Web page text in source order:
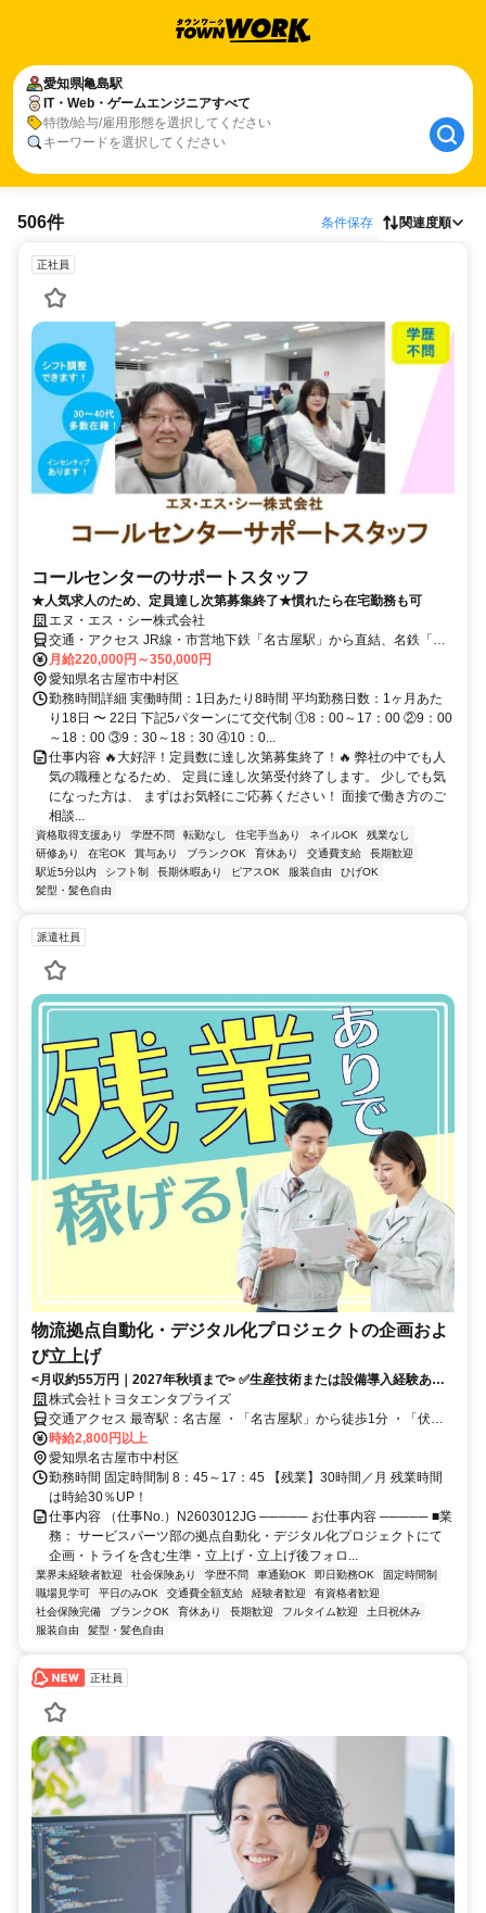
愛知県亀島駅
IT・Web・ゲームエンジニアすべて
特徴/給与/雇用形態を選択してください
キーワードを選択してください
506件 条件保存 関連度順
正社員
コールセンターのサポートスタッフ
★人気求人のため、定員達し次第募集終了★慣れたら在宅勤務も可
エヌ・エス・シー株式会社
交通・アクセス JR線・市営地下鉄「名古屋駅」から直結、名鉄「名
鉄名古屋駅」徒歩4分、近鉄「近鉄名古屋駅」徒歩5分
月給220,000円～350,000円
愛知県名古屋市中村区
勤務時間詳細 実働時間：1日あたり8時間 平均勤務日数：1ヶ月あた
り18日 〜 22日 下記5パターンにて交代制 ①8：00～17：00 ②9：00
～18：00 ③9：30～18：30 ④10：0...
仕事内容 🔥大好評！定員数に達し次第募集終了！🔥 弊社の中でも人
気の職種となるため、 定員に達し次第受付終了します。 少しでも気
になった方は、 まずはお気軽にご応募ください！ 面接で働き方のご
相談...
資格取得支援あり 学歴不問 転勤なし 住宅手当あり ネイルOK
残業なし
研修あり
在宅OK 賞与あり ブランクOK 育休あり 交通費支給
長期歓迎
駅近5分以内
シフト制 長期休暇あり ピアスOK 服装自由
ひげOK
髪型・髪色自由
派遣社員
物流拠点自動化・デジタル化プロジェクトの企画およ
び立上げ
<月収約55万円｜2027年秋頃まで> ✅生産技術または設備導入経験ある
方 ✅土日+大型連休でお休みしっかり ✅残業代の割増しが高め！30％
割増し
株式会社トヨタエンタプライズ
交通アクセス 最寄駅：名古屋 ・「名古屋駅」から徒歩1分 ・「伏見
駅」から徒歩15分 ・「栄駅」からバス15分
時給2,800円以上
愛知県名古屋市中村区
勤務時間 固定時間制 8：45～17：45 【残業】30時間／月 残業時間
は時給30％UP！
仕事内容 （仕事No.）N2603012JG ───── お仕事内容 ───── ■業
務： サービスパーツ部の拠点自動化・デジタル化プロジェクトにて
企画・トライを含む生準・立上げ・立上げ後フォロ...
業界未経験者歓迎 社会保険あり 学歴不問 車通勤OK 即日勤務OK
固定時間制
職場見学可
平日のみOK 交通費全額支給 経験者歓迎
有資格者歓迎
社会保険完備
ブランクOK 育休あり 長期歓迎 フルタイム歓迎
土日祝休み
服装自由
髪型・髪色自由
正社員